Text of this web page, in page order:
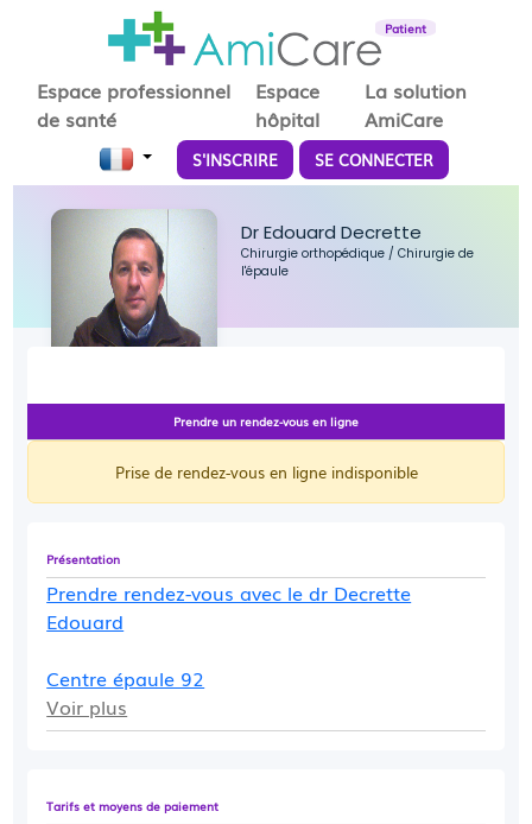
Patient
Espace professionnel
de santé
Espace
hôpital
La solution
AmiCare
S'INSCRIRE SE CONNECTER
Dr Edouard Decrette
Chirurgie orthopédique/Chirurgie de
l'épaule
Présentation
Prendre rendez-vous avec le dr Decrette
Edouard
Centre épaule 92
Voir plus
Tarifs et moyens de paiement
Prendre un rendez-vous en ligne
Prise de rendez-vous en ligne indisponible